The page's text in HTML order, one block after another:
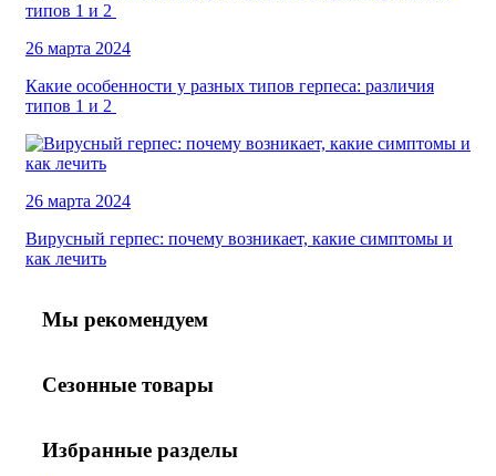
26 марта 2024
Какие особенности у разных типов герпеса: различия
типов 1 и 2
26 марта 2024
Вирусный герпес: почему возникает, какие симптомы и
как лечить
Мы рекомендуем
Сезонные товары
Избранные разделы